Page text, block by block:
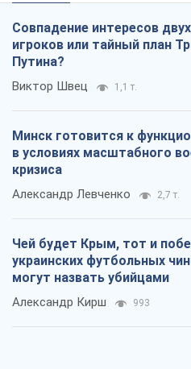
Совпадение интересов
игроков или тайный план
Путина?
Виктор Швец 1,1 т.
Минск готовится к
в условиях масштабного
кризиса
Александр Левченко 2,7 т.
Чей будет Крым, тот и
украинских футбольных
могут назвать убийцами
Александр Кирш 993